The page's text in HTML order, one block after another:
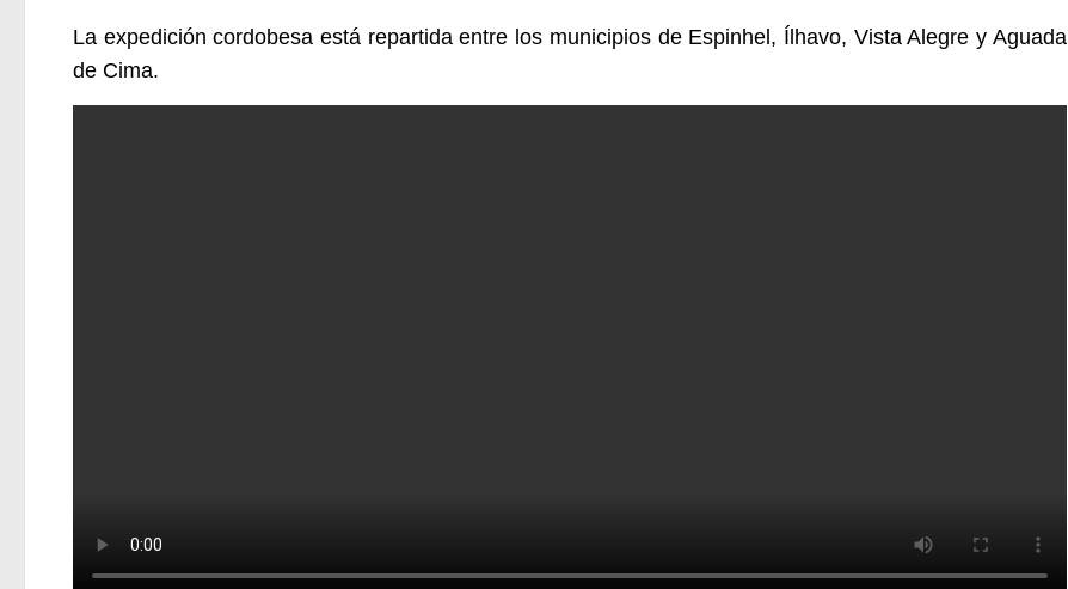
La expedición cordobesa está repartida entre los municipios de Espinhel, Ílhavo, Vista Alegre y Aguada
de Cima.